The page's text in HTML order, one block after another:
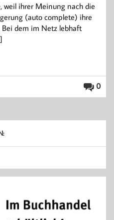
weil ihrer Meinung nach die
(auto complete) ihre
Bei dem im Netz lebhaft
0